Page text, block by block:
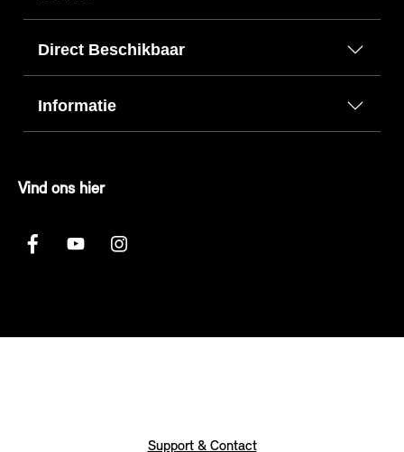
Direct Beschikbaar
Informatie
Vind ons hier
Support & Contact